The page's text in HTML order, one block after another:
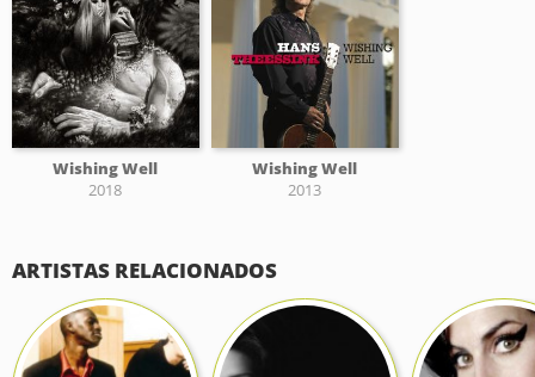
Wishing Well
2018
Wishing Well
2013
ARTISTAS RELACIONADOS